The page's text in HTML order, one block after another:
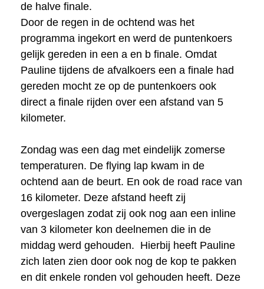
de halve finale.
Door de regen in de ochtend was het
programma ingekort en werd de puntenkoers
gelijk gereden in een a en b finale. Omdat
Pauline tijdens de afvalkoers een a finale had
gereden mocht ze op de puntenkoers ook
direct a finale rijden over een afstand van 5
kilometer.
Zondag was een dag met eindelijk zomerse
temperaturen. De flying lap kwam in de
ochtend aan de beurt. En ook de road race van
16 kilometer. Deze afstand heeft zij
overgeslagen zodat zij ook nog aan een inline
van 3 kilometer kon deelnemen die in de
middag werd gehouden. Hierbij heeft Pauline
zich laten zien door ook nog de kop te pakken
en dit enkele ronden vol gehouden heeft. Deze